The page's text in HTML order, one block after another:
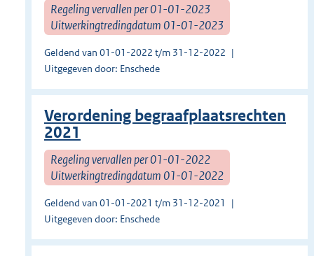
Regeling vervallen per 01-01-2023
Uitwerkingtredingdatum 01-01-2023
Geldend van 01-01-2022 t/m 31-12-2022
Uitgegeven door: Enschede
Verordening begraafplaatsrechten
2021
Regeling vervallen per 01-01-2022
Uitwerkingtredingdatum 01-01-2022
Geldend van 01-01-2021 t/m 31-12-2021
Uitgegeven door: Enschede